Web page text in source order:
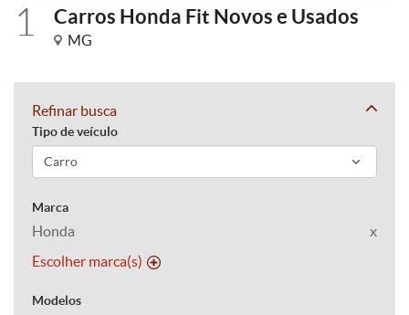
1 Carros Honda Fit Novos e Usados
MG
Refinar busca
Tipo de veículo
Marca
Honda
x
Escolher marca(s)
Modelos